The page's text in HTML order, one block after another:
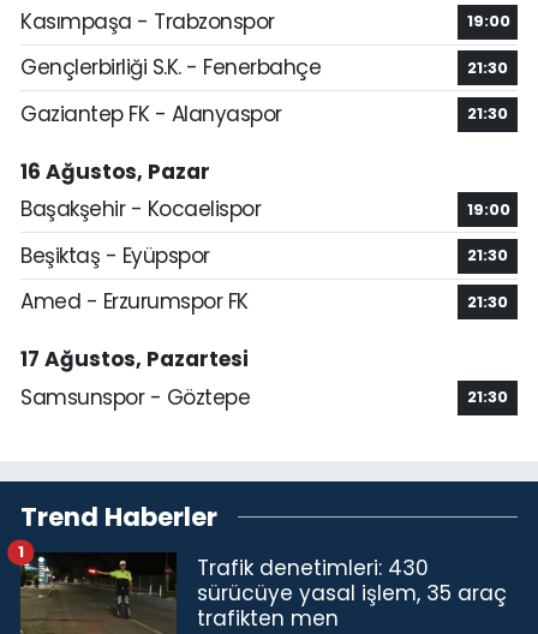
Kasımpaşa - Trabzonspor 19:00
Gençlerbirliği S.K. - Fenerbahçe 21:30
Gaziantep FK - Alanyaspor 21:30
16 Ağustos, Pazar
Başakşehir - Kocaelispor
19:00
Beşiktaş - Eyüpspor 21:30
Amed - Erzurumspor FK 21:30
17 Ağustos, Pazartesi
Samsunspor - Göztepe
21:30
Trend Haberler
Trafik denetimleri: 430
sürücüye yasal işlem, 35 araç
trafikten men
1